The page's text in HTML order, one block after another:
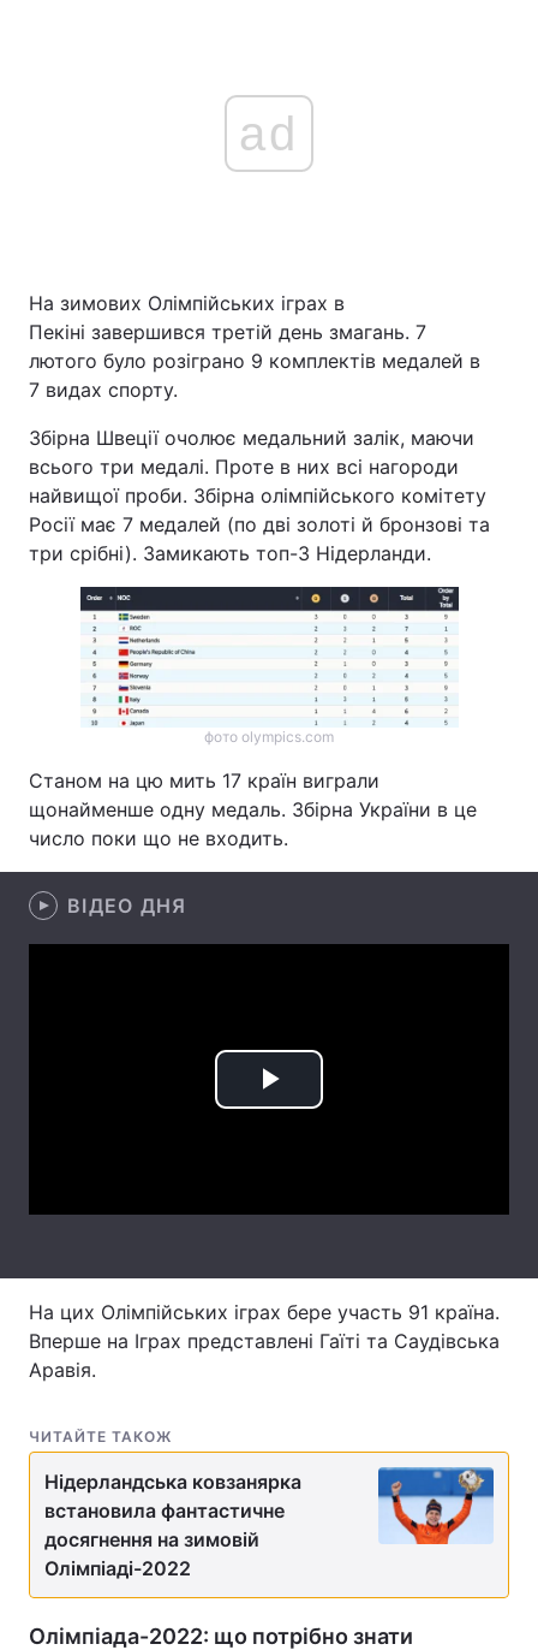
Головна
Україна Політика
Економіка Світ
Спорт Наука
Техно і зв'язок Лайт
Зброя Інциденти
Здоров'я Туризм
Екологія Регіони
Лонгріди
Відео з Youtube Статті
Вакансії
ad
На зимових Олімпійських іграх в
Пекіні завершився третій день змагань. 7
лютого було розіграно 9 комплектів медалей в
7 видах спорту.
Збірна Швеції очолює медальний залік, маючи
всього три медалі. Проте в них всі нагороди
найвищої проби. Збірна олімпійського комітету
Росії має 7 медалей (по дві золоті й бронзові та
три срібні). Замикають топ-3 Нідерланди.
фото olympics.com
Станом на цю мить 17 країн виграли
щонайменше одну медаль. Збірна України в це
число поки що не входить.
ВІДЕО ДНЯ
Play
На цих Олімпійських іграх бере участь 91 країна.
Вперше на Іграх представлені Гаїті та Саудівська
Аравія.
ЧИТАЙТЕ ТАКОЖ
Нідерландська ковзанярка
встановила фантастичне
досягнення на зимовій
Олімпіаді-2022
Олімпіада-2022: що потрібно знати